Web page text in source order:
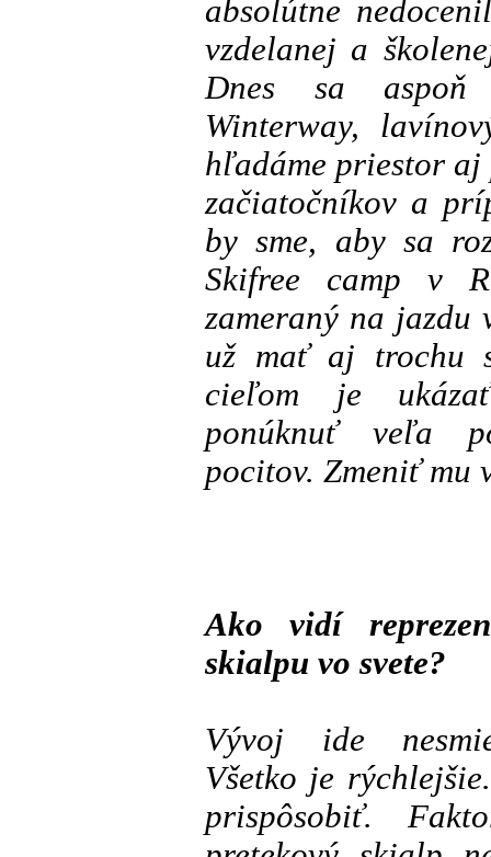
absolútne
vzdelanej a
Dnes sa
Winterway,
hľadáme priestor aj
začiatočníkov a
by sme, aby sa
Skifree camp v
zameraný na jazdu
už mať aj trochu
cieľom je
ponúknuť veľa
pocitov. Zmeniť mu
Ako vidí
skialpu vo svete?
Vývoj ide
Všetko je
prispôsobiť.